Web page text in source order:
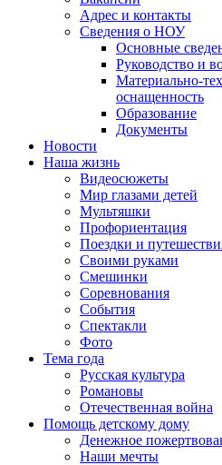
Адрес и контакты
Сведения о НОУ
Основные
Руководство и
Материально-
оснащенность
Образование
Документы
Новости
Наша жизнь
Видеосюжеты
Мир глазами детей
Мультяшки
Профориентация
Поездки и
Своими руками
Смешинки
Соревнования
События
Спектакли
Фото
Тема года
Русская культура
Романовы
Отечественная война
Помощь детскому дому
Денежное
Наши мечты